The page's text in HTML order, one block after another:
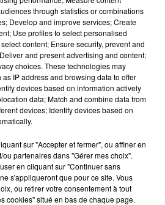
du Tennis Club de Tiercé
through statistics or combinations
Develop and improve services; Create
Use profiles to select personalised
content; Ensure security, prevent and
and present advertising and content;
choices. These technologies may
IP address and browsing data to offer
devices based on information actively
data; Match and combine data from
devices; Identify devices based on
sur "Accepter et fermer", ou affiner en
partenaires dans "Gérer mes choix".
en cliquant sur "Continuer sans
s'appliqueront que pour ce site. Vous
ou retirer votre consentement à tout
cookies" situé en bas de chaque page.